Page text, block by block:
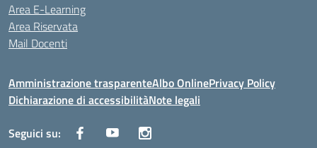
Area E-Learning
Area Riservata
Mail Docenti
Amministrazione trasparenteAlbo OnlinePrivacy Policy
Dichiarazione di accessibilitàNote legali
Seguici su: